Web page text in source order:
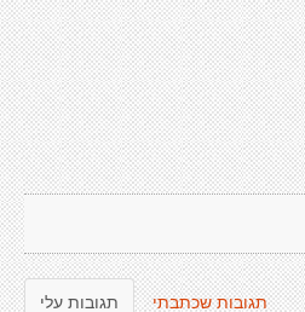
תגובות עלי תגובות שכתבתי